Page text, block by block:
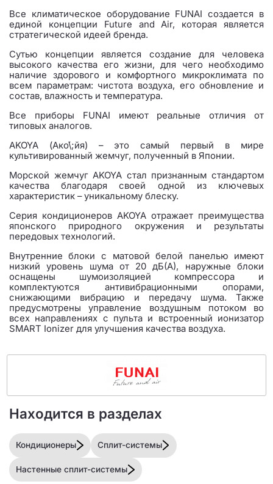
Все климатическое оборудование FUNAI создается в
единой концепции Future and Air, которая является
стратегической идеей бренда.
Сутью концепции является создание для человека
высокого качества его жизни, для чего необходимо
наличие здорового и комфортного микроклимата по
всем параметрам: чистота воздуха, его обновление и
состав, влажность и температура.
Все приборы FUNAI имеют реальные отличия от
типовых аналогов.
AKOYA (Ако́\;йя) – это самый первый в мире
культивированный жемчуг, полученный в Японии.
Морской жемчуг AKOYA стал признанным стандартом
качества благодаря своей одной из ключевых
характеристик – уникальному блеску.
Серия кондиционеров AKOYA отражает преимущества
японского природного окружения и результаты
передовых технологий.
Внутренние блоки с матовой белой панелью имеют
низкий уровень шума от 20 дБ(А), наружные блоки
оснащены шумоизоляцией компрессора и
комплектуются антивибрационными опорами,
снижающими вибрацию и передачу шума. Также
предусмотрены управление воздушным потоком во
всех направлениях с пульта и встроенный ионизатор
SMART Ionizer для улучшения качества воздуха.
Находится в разделах
Кондиционеры Сплит-системы
Настенные сплит-системы